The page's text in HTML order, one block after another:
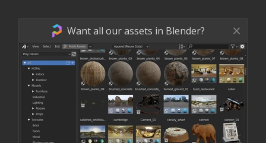
Want all our assets in Blender?